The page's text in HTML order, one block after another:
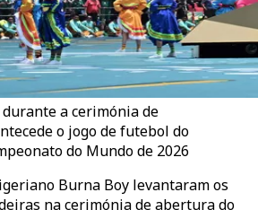
a cerimónia de
o jogo de futebol do
do Mundo de 2026
Burna Boy levantaram os
na cerimónia de abertura do